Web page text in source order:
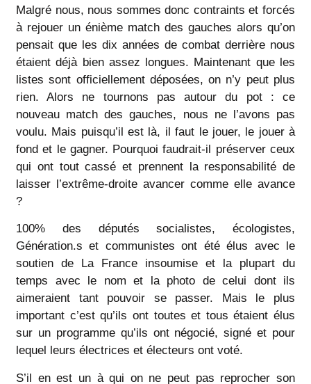
Malgré nous, nous sommes donc contraints et forcés
à rejouer un énième match des gauches alors qu’on
pensait que les dix années de combat derrière nous
étaient déjà bien assez longues. Maintenant que les
listes sont officiellement déposées, on n’y peut plus
rien. Alors ne tournons pas autour du pot : ce
nouveau match des gauches, nous ne l’avons pas
voulu. Mais puisqu’il est là, il faut le jouer, le jouer à
fond et le gagner. Pourquoi faudrait-il préserver ceux
qui ont tout cassé et prennent la responsabilité de
laisser l’extrême-droite avancer comme elle avance
?
100% des députés socialistes, écologistes,
Génération.s et communistes ont été élus avec le
soutien de La France insoumise et la plupart du
temps avec le nom et la photo de celui dont ils
aimeraient tant pouvoir se passer. Mais le plus
important c’est qu’ils ont toutes et tous étaient élus
sur un programme qu’ils ont négocié, signé et pour
lequel leurs électrices et électeurs ont voté.
S’il en est un à qui on ne peut pas reprocher son